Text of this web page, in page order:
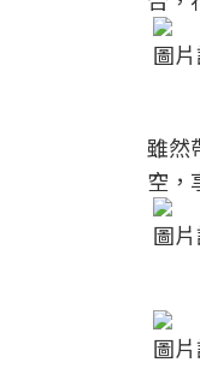
圖
雖然
空，
圖
圖